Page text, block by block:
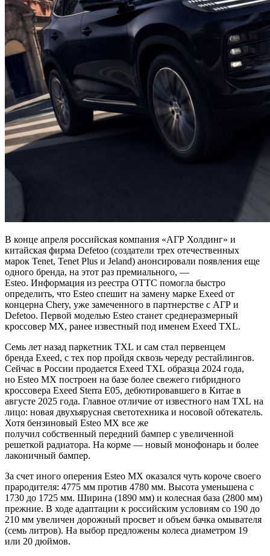
В конце апреля российская компания «АГР Холдинг» и
китайская фирма Defetoo (создатели трех отечественных
марок Tenet, Tenet Plus и Jeland) анонсировали появления еще
одного бренда, на этот раз премиального, —
Esteo. Информация из реестра ОТТС помогла быстро
определить, что Esteo спешит на замену марке Exeed от
концерна Chery, уже замеченного в партнерстве с АГР и
Defetoo. Первой моделью Esteo станет среднеразмерный
кроссовер MX, ранее известный под именем Exeed TXL.
Семь лет назад паркетник TXL и сам стал первенцем
бренда Exeed, с тех пор пройдя сквозь череду рестайлингов.
Сейчас в России продается Exeed TXL образца 2024 года,
но Esteo MX построен на базе более свежего гибридного
кроссовера Exeed Sterra E05, дебютировавшего в Китае в
августе 2025 года. Главное отличие от известного нам TXL на
лицо: новая двухъярусная светотехника и носовой обтекатель.
Хотя бензиновый Esteo MX все же
получил собственный передний бампер с увеличенной
решеткой радиатора. На корме — новый монофонарь и более
лаконичный бампер.
За счет иного оперения Esteo MX оказался чуть короче своего
прародителя: 4775 мм против 4780 мм. Высота уменьшена с
1730 до 1725 мм. Ширина (1890 мм) и колесная база (2800 мм)
прежние. В ходе адаптации к российским условиям со 190 до
210 мм увеличен дорожный просвет и объем бачка омывателя
(семь литров). На выбор предложены колеса диаметром 19
или 20 дюймов.